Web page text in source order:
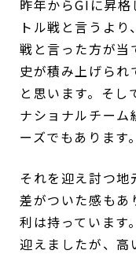
昨年からGIに昇
トル戦と言うよ
戦と言った方が当
史が積み上げら
と思います。そ
ナショナルチーム
ーズでもあります。
それを迎え討つ地
差がついた感もあ
利は持っています
迎えましたが、高